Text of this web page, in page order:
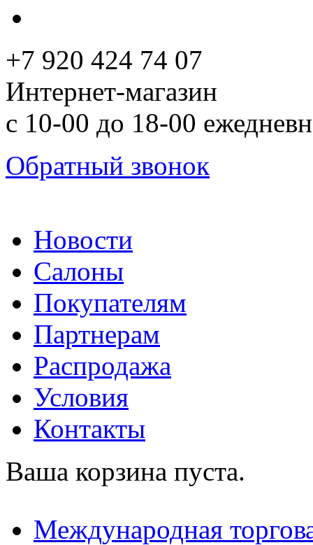
+7 920 424 74 07
Интернет-магазин
с 10-00 до 18-00
Обратный звонок
Новости
Салоны
Покупателям
Партнерам
Распродажа
Условия
Контакты
Ваша корзина пуста.
Международная